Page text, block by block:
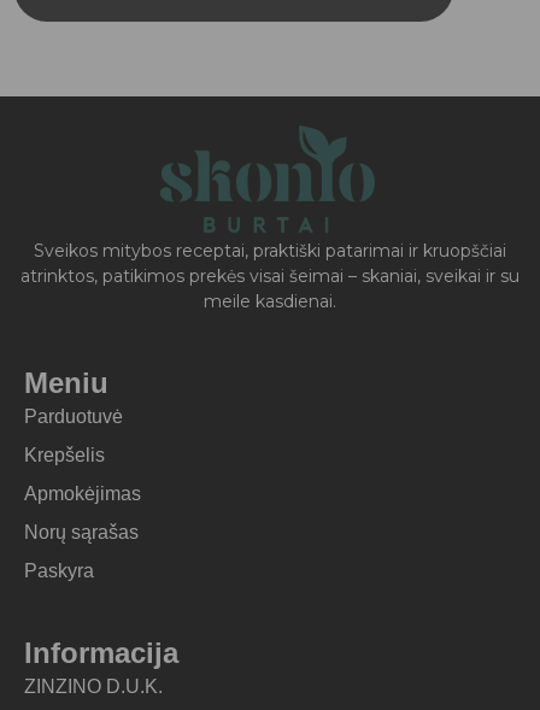
Sveikos mitybos receptai, praktiški patarimai ir kruopščiai
atrinktos, patikimos prekės visai šeimai – skaniai, sveikai ir su
meile kasdienai.
Meniu
Parduotuvė
Krepšelis
Apmokėjimas
Norų sąrašas
Paskyra
Informacija
ZINZINO D.U.K.